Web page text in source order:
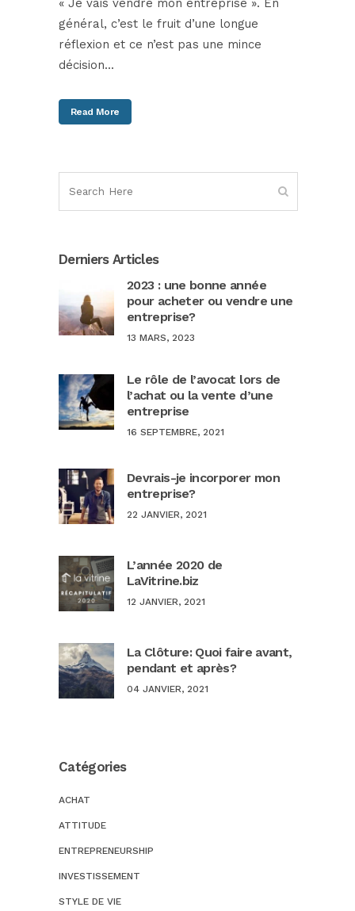
« Je vais vendre mon entreprise ». En
général, c’est le fruit d’une longue
réflexion et ce n’est pas une mince
décision...
Read More
Derniers Articles
2023 : une bonne année
pour acheter ou vendre une
entreprise?
13 MARS, 2023
Le rôle de l’avocat lors de
l’achat ou la vente d’une
entreprise
16 SEPTEMBRE, 2021
Devrais-je incorporer mon
entreprise?
22 JANVIER, 2021
L’année 2020 de
LaVitrine.biz
12 JANVIER, 2021
La Clôture: Quoi faire avant,
pendant et après?
04 JANVIER, 2021
Catégories
ACHAT
ATTITUDE
ENTREPRENEURSHIP
INVESTISSEMENT
STYLE DE VIE